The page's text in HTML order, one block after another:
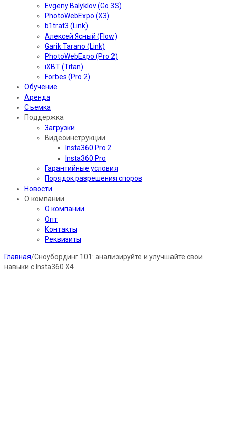
Evgeny Balyklov (Go 3S)
PhotoWebExpo (X3)
b1trat3 (Link)
Алексей Ясный (Flow)
Garik Tarano (Link)
PhotoWebExpo (Pro 2)
iXBT (Titan)
Forbes (Pro 2)
Обучение
Аренда
Съемка
Поддержка
Загрузки
Видеоинструкции
Insta360 Pro 2
Insta360 Pro
Гарантийные условия
Порядок разрешения споров
Новости
О компании
О компании
Опт
Контакты
Реквизиты
Главная/Сноубординг 101: анализируйте и улучшайте свои
навыки с Insta360 X4